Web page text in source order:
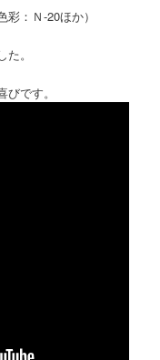
：Ｎ-20ほか）
。
です。